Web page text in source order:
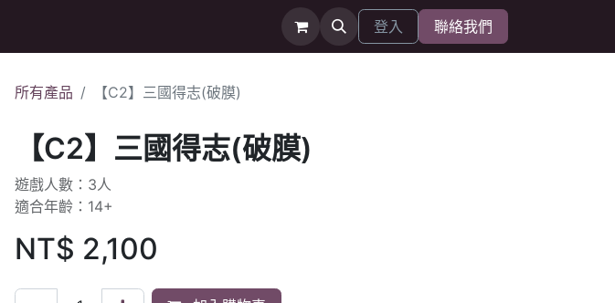
登入 聯絡我們
所有產品 【C2】三國得志(破膜)
【C2】三國得志(破膜)
遊戲人數：3人
適合年齡：14+
NT$ 2,100